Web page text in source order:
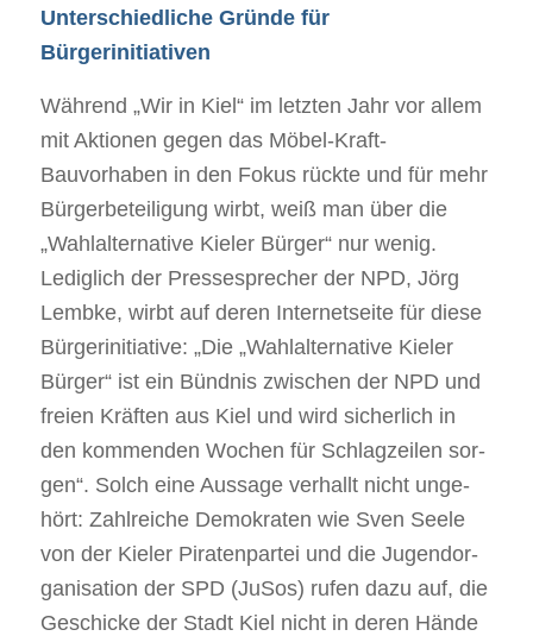
Unter­schied­li­che Gründe für
Bürgerinitiativen
Wäh­rend „Wir in Kiel“ im letz­ten Jahr vor allem
mit Aktio­nen gegen das Möbel‐​Kraft‐​
Bauvorhaben in den Fokus rückte und für mehr
Bür­ger­be­tei­li­gung wirbt, weiß man über die
„Wahl­al­ter­na­tive Kie­ler Bür­ger“ nur wenig.
Ledig­lich der Pres­se­spre­cher der NPD, Jörg
Lembke, wirbt auf deren Inter­net­seite für diese
Bür­ger­in­itia­tive: „Die „Wahl­al­ter­na­tive Kie­ler
Bür­ger“ ist ein Bünd­nis zwi­schen der NPD und
freien Kräf­ten aus Kiel und wird sicher­lich in
den kom­men­den Wochen für Schlag­zei­len sor­
gen“. Solch eine Aus­sage ver­hallt nicht unge­
hört: Zahl­rei­che Demo­kra­ten wie Sven Seele
von der Kie­ler Pira­ten­par­tei und die Jugend­or­
ga­ni­sa­tion der SPD (JuSos) rufen dazu auf, die
Geschi­cke der Stadt Kiel nicht in deren Hände